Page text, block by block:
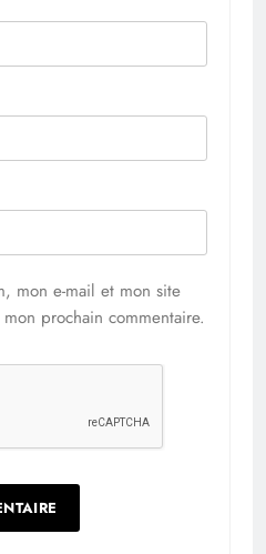
mon e-mail et mon site
prochain commentaire.